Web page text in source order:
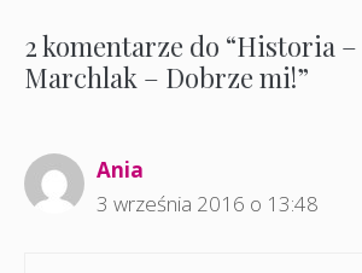
2 komentarze do “Historia –
Marchlak – Dobrze mi!”
Ania
3 września 2016 o 13:48